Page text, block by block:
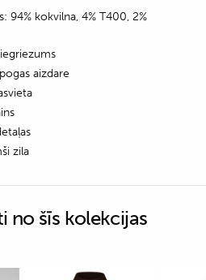
94% kokvilna, 4% T400, 2%
aizdare
zila
no šīs kolekcijas